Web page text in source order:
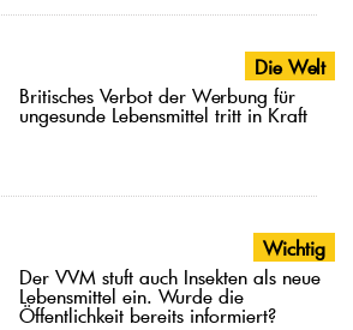
Die Welt
Britisches Verbot der Werbung für
ungesunde Lebensmittel tritt in Kraft
Wichtig
Der VVM stuft auch Insekten als neue
Lebensmittel ein. Wurde die
Öffentlichkeit bereits informiert?